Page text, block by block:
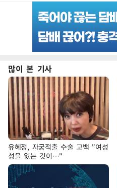
많이 본 기사
유혜정, 자궁적출 수술 고백 "여성
성을 잃는 것이…"